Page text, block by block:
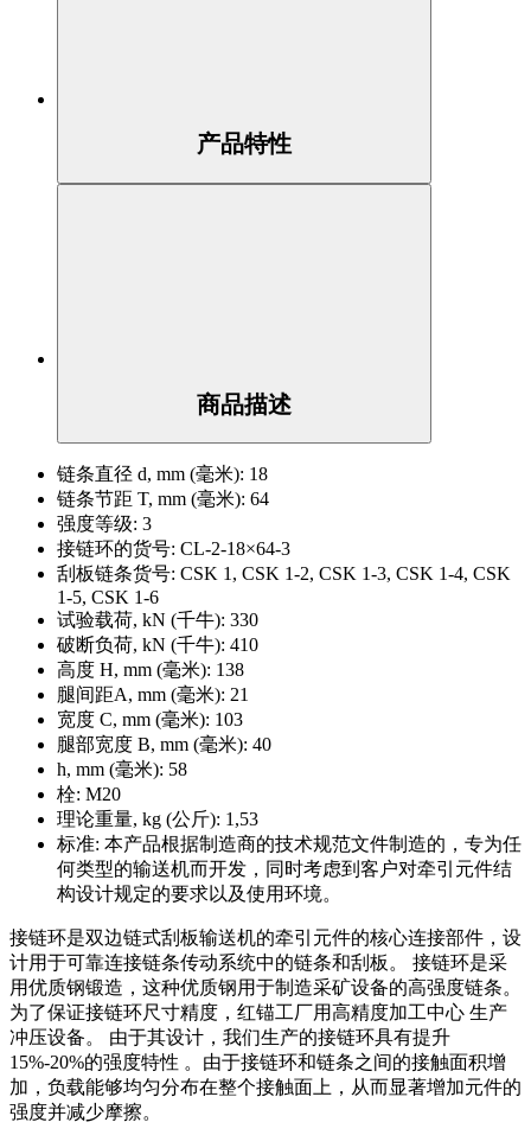
产品特性
商品描述
链条直径 d, mm (毫米): 18
链条节距 T, mm (毫米): 64
强度等级: 3
接链环的货号: CL-2-18×64-3
刮板链条货号: СSK 1, СSK 1-2, СSK 1-3, СSK 1-4, СSK
1-5, СSK 1-6
试验载荷, kΝ (千牛): 330
破断负荷, kΝ (千牛): 410
高度 H, mm (毫米): 138
腿间距A, mm (毫米): 21
宽度 С, mm (毫米): 103
腿部宽度 B, mm (毫米): 40
h, mm (毫米): 58
栓: M20
理论重量, kg (公斤): 1,53
标准: 本产品根据制造商的技术规范文件制造的，专为任
何类型的输送机而开发，同时考虑到客户对牵引元件结
构设计规定的要求以及使用环境。
接链环是双边链式刮板输送机的牵引元件的核心连接部件，设
计用于可靠连接链条传动系统中的链条和刮板。 接链环是采
用优质钢锻造，这种优质钢用于制造采矿设备的高强度链条。
为了保证接链环尺寸精度，红锚工厂用高精度加工中心 生产
冲压设备。 由于其设计，我们生产的接链环具有提升
15%-20%的强度特性 。由于接链环和链条之间的接触面积增
加，负载能够均匀分布在整个接触面上，从而显著增加元件的
强度并减少摩擦。